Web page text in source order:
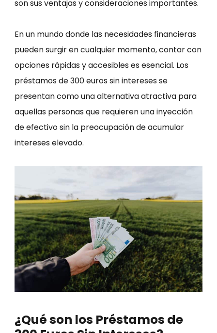
son sus ventajas y consideraciones importantes.
En un mundo donde las necesidades financieras
pueden surgir en cualquier momento, contar con
opciones rápidas y accesibles es esencial. Los
préstamos de 300 euros sin intereses se
presentan como una alternativa atractiva para
aquellas personas que requieren una inyección
de efectivo sin la preocupación de acumular
intereses elevado.
¿Qué son los Préstamos de